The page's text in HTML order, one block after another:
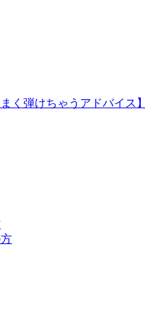
く弾けちゃうアドバイス】